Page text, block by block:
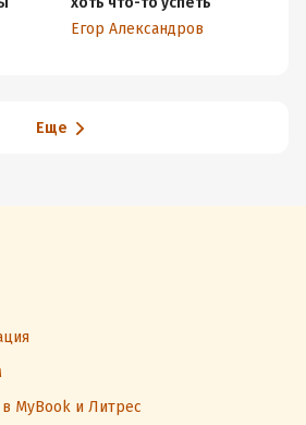
Егор Александров
Еще
в MyBook и Литрес